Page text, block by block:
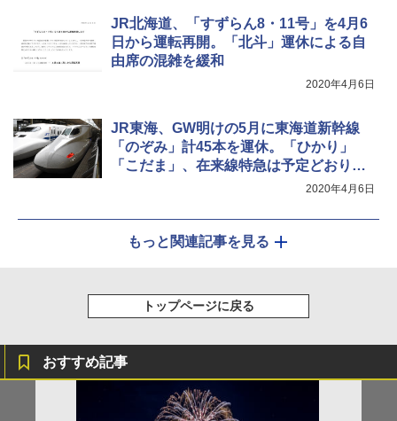
JR北海道、「すずらん8・11号」を4月6
日から運転再開。「北斗」運休による自
由席の混雑を緩和
2020年4月6日
JR東海、GW明けの5月に東海道新幹線
「のぞみ」計45本を運休。「ひかり」
「こだま」、在来線特急は予定どおり運
2020年4月6日
もっと関連記事を見る
トップページに戻る
おすすめ記事